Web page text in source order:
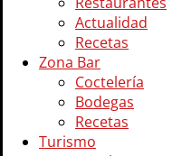
Actualidad
Recetas
Zona Bar
Coctelería
Bodegas
Recetas
Turismo